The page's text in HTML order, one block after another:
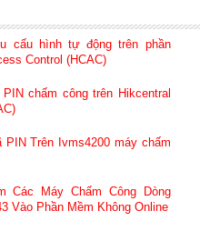
cấu hình tự động trên phần
Control (HCAC)
chấm công trên Hikcentral
PIN Trên Ivms4200 máy chấm
Các Máy Chấm Công Dòng
Vào Phần Mềm Không Online